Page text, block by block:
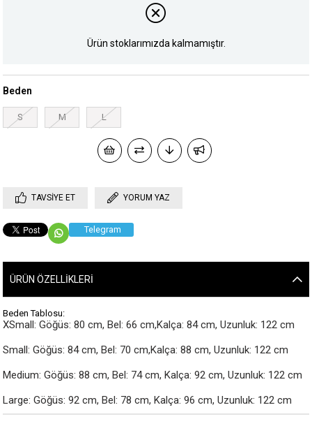
Ürün stoklarımızda kalmamıştır.
Beden
S M L
TAVSIYE ET YORUM YAZ
Telegram
ÜRÜN ÖZELLIKLERI
Beden Tablosu:
XSmall: Göğüs: 80 cm, Bel: 66 cm,Kalça: 84 cm, Uzunluk: 122 cm
Small: Göğüs: 84 cm, Bel: 70 cm,Kalça: 88 cm, Uzunluk: 122 cm
Medium: Göğüs: 88 cm, Bel: 74 cm, Kalça: 92 cm, Uzunluk: 122 cm
Large: Göğüs: 92 cm, Bel: 78 cm, Kalça: 96 cm, Uzunluk: 122 cm